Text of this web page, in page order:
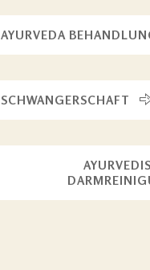
AYURVEDA
SCHWANGERSCHAFT